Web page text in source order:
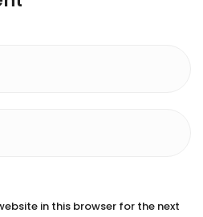
in this browser for the next